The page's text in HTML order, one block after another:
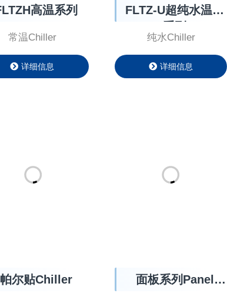
高温系列
常温Chiller
详细信息
FLTZ-U超纯水温控
纯水Chiller
详细信息
帕尔贴Chiller
面板系列Panel